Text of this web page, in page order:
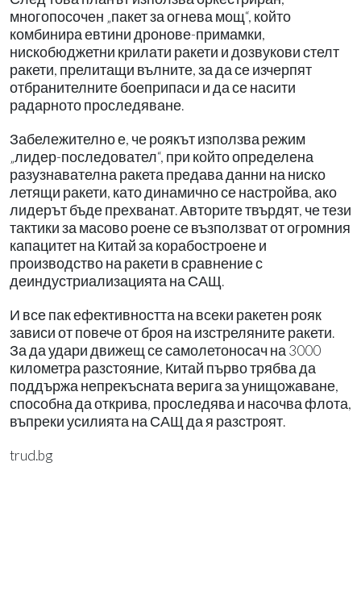
многопосочен „пакет за огнева мощ“, който
комбинира евтини дронове-примамки,
нискобюджетни крилати ракети и дозвукови стелт
ракети, прелитащи вълните, за да се изчерпят
отбранителните боеприпаси и да се насити
радарното проследяване.
Забележително е, че роякът използва режим
„лидер-последовател“, при който определена
разузнавателна ракета предава данни на ниско
летящи ракети, като динамично се настройва, ако
лидерът бъде прехванат. Авторите твърдят, че тези
тактики за масово роене се възползват от огромния
капацитет на Китай за корабостроене и
производство на ракети в сравнение с
деиндустриализацията на САЩ.
И все пак ефективността на всеки ракетен рояк
зависи от повече от броя на изстреляните ракети.
За да удари движещ се самолетоносач на 3000
километра разстояние, Китай първо трябва да
поддържа непрекъсната верига за унищожаване,
способна да открива, проследява и насочва флота,
въпреки усилията на САЩ да я разстроят.
trud.bg